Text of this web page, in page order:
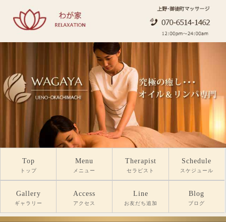
Top
トップ
Menu
メニュー
Therapist
セラピスト
Schedule
スケジュール
Gallery
ギャラリー
Access
アクセス
Line
お友だち追加
Blog
ブログ